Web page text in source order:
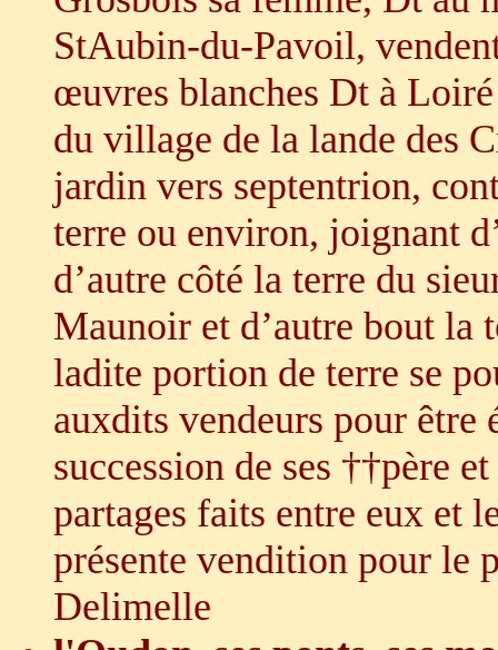
StAubin-du-Pavoil,
œuvres blanches Dt à
du village de la lande des
jardin vers septentrion,
terre ou environ, joignant
d’autre côté la terre du
Maunoir et d’autre bout la
ladite portion de terre se
auxdits vendeurs pour être
succession de ses ††père et
partages faits entre eux et
présente vendition pour le
Delimelle